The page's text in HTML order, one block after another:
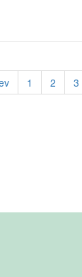
1 2 3